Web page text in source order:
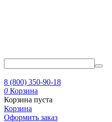
8 (800) 350-90-18
0 Корзина
Корзина пуста
Корзина
Оформить заказ